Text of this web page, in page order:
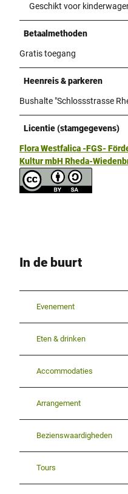
Geschikt voor
Betaalmethoden
Gratis toegang
Heenreis & parkeren
Bushalte "Schlossstrasse
Licentie (stamgegevens)
Flora Westfalica -FGS-
Kultur mbH Rheda-
In de buurt
Evenement
Eten & drinken
Accommodaties
Arrangement
Bezienswaardigheden
Tours